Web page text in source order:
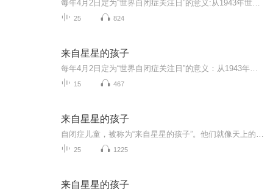
25 824
来自星星的孩子
15 467
来自星星的孩子
25 1225
来自星星的孩子